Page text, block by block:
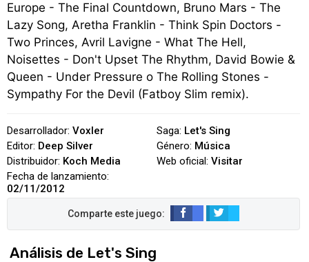
Europe - The Final Countdown, Bruno Mars - The
Lazy Song, Aretha Franklin - Think Spin Doctors -
Two Princes, Avril Lavigne - What The Hell,
Noisettes - Don't Upset The Rhythm, David Bowie &
Queen - Under Pressure o The Rolling Stones -
Sympathy For the Devil (Fatboy Slim remix).
Desarrollador: Voxler
Editor: Deep Silver
Distribuidor: Koch Media
Fecha de lanzamiento:
02/11/2012
Saga: Let's Sing
Género: Música
Web oficial: Visitar
Análisis de Let's Sing